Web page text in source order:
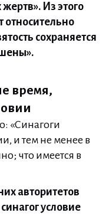
Из этого
сохраняется
время,
«Синагоги
и тем не менее в
что имеется в
авторитетов
условие